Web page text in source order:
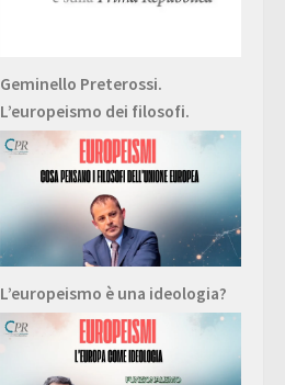
Geminello Preterossi.
L’europeismo dei filosofi.
L’europeismo è una ideologia?